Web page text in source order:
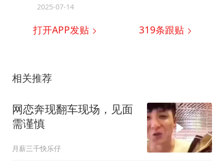
2025-07-14
打开APP发贴 319条跟贴
相关推荐
网恋奔现翻车现场，见面
需谨慎
月薪三千快乐仔